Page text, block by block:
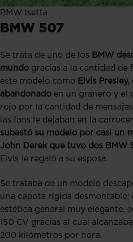
BMW Isetta
BMW 507
Se trata de uno de los BMW
mundo gracias a la cantidad de
este modelo como Elvis
abandonado en un granero y el
rojo por la cantidad de
las fans le dejaban en la
subastó su modelo por casi un
John Derek que tuvo dos BMW
Elvis le regaló a su esposa.
Se trataba de un modelo
una capota rígida desmontable;
estética general muy elegante,
150 CV gracias al cual
200 kilómetros por hora.